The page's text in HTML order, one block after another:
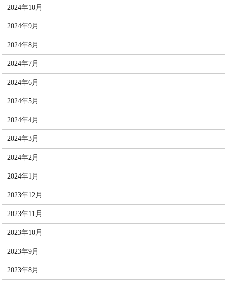
2024年10月
2024年9月
2024年8月
2024年7月
2024年6月
2024年5月
2024年4月
2024年3月
2024年2月
2024年1月
2023年12月
2023年11月
2023年10月
2023年9月
2023年8月